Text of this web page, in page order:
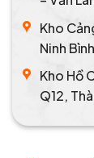
Kho
Ninh
Kho Hồ
Q12,